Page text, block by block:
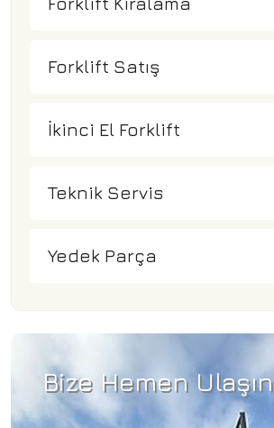
Forklift Satış
İkinci El Forklift
Teknik Servis
Yedek Parça
Bize Hemen Ulaşın